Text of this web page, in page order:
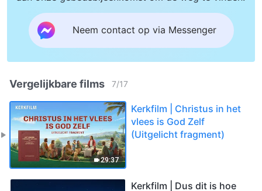
Neem contact op via Messenger
Vergelijkbare films 7/17
29:37
Kerkfilm | Christus in het
vlees is God Zelf
(Uitgelicht fragment)
Kerkfilm | Dus dit is hoe